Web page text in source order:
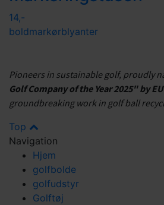
14,-
boldmarkørblyanter
Pioneers in sustainable golf, proudly
Golf Company of the Year 2025" by
groundbreaking work in golf ball
Top
Navigation
Hjem
golfbolde
golfudstyr
Golftøj